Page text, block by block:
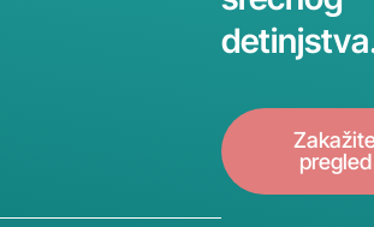
pregled